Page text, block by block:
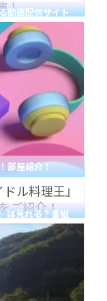
動画配信サイト
部屋紹介！
は見れる？番組